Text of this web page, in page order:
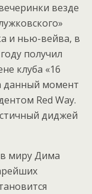
везде
и нью-вейва, в
получил
клуба «16
данный момент
Red Way.
диджей
миру Дима